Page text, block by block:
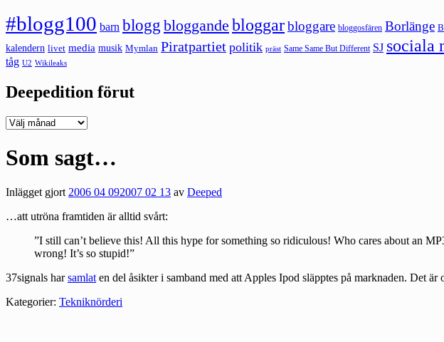
#blogg100 barn blogg bloggande bloggarbloggare bloggosfären Borlänge
kalendern livet media musik Mymlan Piratpartiet politik präst Same Same But Different SJ sociala
tåg U2 Wikileaks
Deepedition förut
Deepedition
Som sagt…
Inlägget gjort2006 04 092007 02 13 av Deeped
…att utröna framtiden är alltid svårt:
”I still can’t believe this! All this hype for something so ridiculous! Who cares about an
wrong! It’s so stupid!”
37signals harsamlaten del åsikter i samband med att Apples Ipod släpptes på marknaden. Det
Kategorier: Tekniknörderi